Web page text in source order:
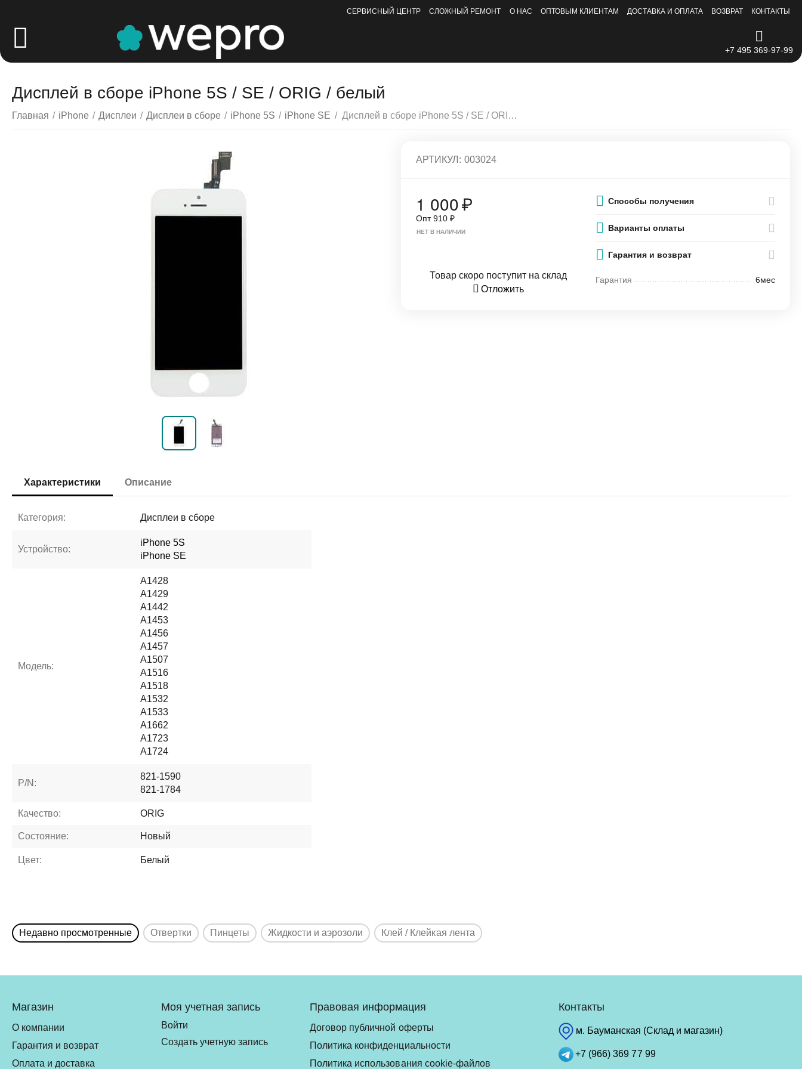
СЕРВИСНЫЙ ЦЕНТР СЛОЖНЫЙ РЕМОНТ О НАС ОПТОВЫМ КЛИЕНТАМ ДОСТАВКА И ОПЛАТА ВОЗВРАТ КОНТАКТЫ
+7 495 369-97-99
Дисплей в сборе iPhone 5S / SE / ORIG / белый
Главная / iPhone / Дисплеи / Дисплеи в сборе / iPhone 5S / iPhone SE / Дисплей в сборе iPhone 5S / SE / ORIG / белый
АРТИКУЛ: 003024
1 000₽
Опт910 ₽
НЕТ В НАЛИЧИИ
Товар скоро поступит на склад
Отложить
Способы получения
Варианты оплаты
Гарантия и возврат
Гарантия 6мес
Характеристики Описание
Категория: Дисплеи в сборе
Устройство:
iPhone 5S
iPhone SE
Модель:
A1428
A1429
A1442
A1453
A1456
A1457
A1507
A1516
A1518
A1532
A1533
A1662
A1723
A1724
P/N:
821-1590
821-1784
Качество: ORIG
Состояние: Новый
Цвет: Белый
Недавно просмотренные Отвертки Пинцеты Жидкости и аэрозоли Клей / Клейкая лента
Магазин
О компании
Гарантия и возврат
Оплата и доставка
Моя учетная запись
Войти
Создать учетную запись
Правовая информация
Договор публичной оферты
Политика конфиденциальности
Политика использования cookie-файлов
Контакты
м. Бауманская (Склад и магазин)
+7 (966) 369 77 99